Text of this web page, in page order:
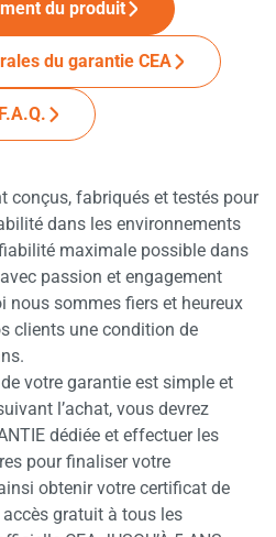
du produit
du garantie CEA
F.A.Q.
conçus, fabriqués et testés pour
dans les environnements
maximale possible dans
passion et engagement
nous sommes fiers et heureux
clients une condition de
votre garantie est simple et
l’achat, vous devrez
dédiée et effectuer les
pour finaliser votre
obtenir votre certificat de
gratuit à tous les